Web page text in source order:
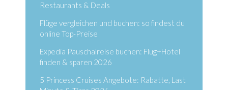
Restaurants & Deals
Flüge vergleichen und buchen: so findest du
online Top-Preise
Expedia Pauschalreise buchen: Flug+Hotel
finden & sparen 2026
5 Princess Cruises Angebote: Rabatte, Last